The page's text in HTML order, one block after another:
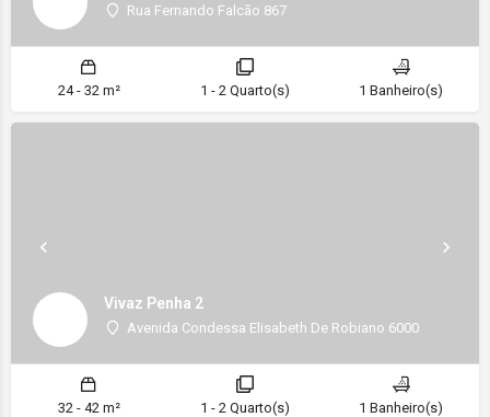
Rua Fernando Falcão 867
24 - 32 m² 1 - 2 Quarto(s) 1 Banheiro(s)
Vivaz Penha 2
Avenida Condessa Elisabeth De Robiano 6000
32 - 42 m² 1 - 2 Quarto(s) 1 Banheiro(s)